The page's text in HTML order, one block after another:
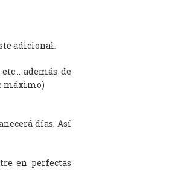
adicional.
además de
máximo)
días. Así
en perfectas